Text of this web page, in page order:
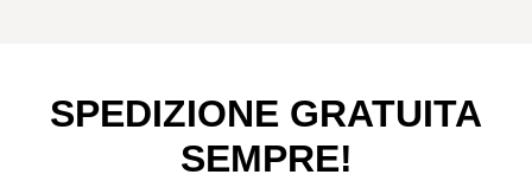
SPEDIZIONE GRATUITA
SEMPRE!